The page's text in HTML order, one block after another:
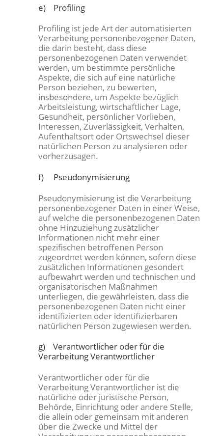
e) Profiling
Profiling ist jede Art der automatisierten
Verarbeitung personenbezogener Daten,
die darin besteht, dass diese
personenbezogenen Daten verwendet
werden, um bestimmte persönliche
Aspekte, die sich auf eine natürliche
Person beziehen, zu bewerten,
insbesondere, um Aspekte bezüglich
Arbeitsleistung, wirtschaftlicher Lage,
Gesundheit, persönlicher Vorlieben,
Interessen, Zuverlässigkeit, Verhalten,
Aufenthaltsort oder Ortswechsel dieser
natürlichen Person zu analysieren oder
vorherzusagen.
f) Pseudonymisierung
Pseudonymisierung ist die Verarbeitung
personenbezogener Daten in einer Weise,
auf welche die personenbezogenen Daten
ohne Hinzuziehung zusätzlicher
Informationen nicht mehr einer
spezifischen betroffenen Person
zugeordnet werden können, sofern diese
zusätzlichen Informationen gesondert
aufbewahrt werden und technischen und
organisatorischen Maßnahmen
unterliegen, die gewährleisten, dass die
personenbezogenen Daten nicht einer
identifizierten oder identifizierbaren
natürlichen Person zugewiesen werden.
g) Verantwortlicher oder für die
Verarbeitung Verantwortlicher
Verantwortlicher oder für die
Verarbeitung Verantwortlicher ist die
natürliche oder juristische Person,
Behörde, Einrichtung oder andere Stelle,
die allein oder gemeinsam mit anderen
über die Zwecke und Mittel der